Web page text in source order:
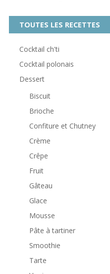
TOUTES LES RECETTES
Cocktail ch'ti
Cocktail polonais
Dessert
Biscuit
Brioche
Confiture et Chutney
Crème
Crêpe
Fruit
Gâteau
Glace
Mousse
Pâte à tartiner
Smoothie
Tarte